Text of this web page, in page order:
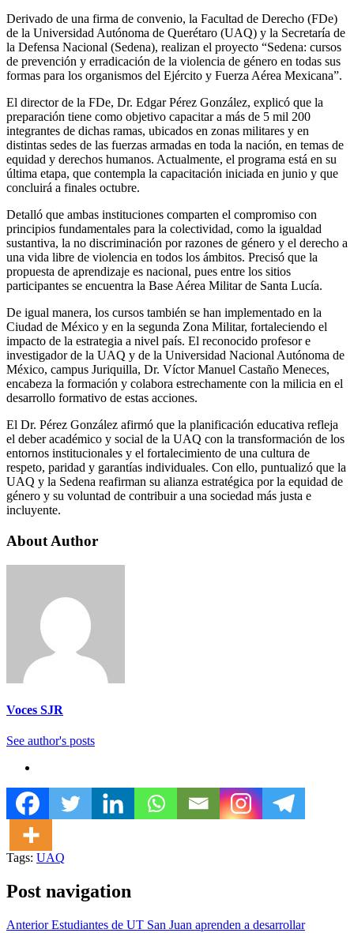
Derivado de una firma de convenio, la Facultad de Derecho (FDe)
de la Universidad Autónoma de Querétaro (UAQ) y la Secretaría de
la Defensa Nacional (Sedena), realizan el proyecto “Sedena: cursos
de prevención y erradicación de la violencia de género en todas sus
formas para los organismos del Ejército y Fuerza Aérea Mexicana”.
El director de la FDe, Dr. Edgar Pérez González, explicó que la
preparación tiene como objetivo capacitar a más de 5 mil 200
integrantes de dichas ramas, ubicados en zonas militares y en
distintas sedes de las fuerzas armadas en toda la nación, en temas de
equidad y derechos humanos. Actualmente, el programa está en su
última etapa, que contempla la capacitación iniciada en junio y que
concluirá a finales octubre.
Detalló que ambas instituciones comparten el compromiso con
principios fundamentales para la colectividad, como la igualdad
sustantiva, la no discriminación por razones de género y el derecho a
una vida libre de violencia en todos los ámbitos. Precisó que la
propuesta de aprendizaje es nacional, pues entre los sitios
participantes se encuentra la Base Aérea Militar de Santa Lucía.
De igual manera, los cursos también se han implementado en la
Ciudad de México y en la segunda Zona Militar, fortaleciendo el
impacto de la estrategia a nivel país. El reconocido profesor e
investigador de la UAQ y de la Universidad Nacional Autónoma de
México, campus Juriquilla, Dr. Víctor Manuel Castaño Meneces,
encabeza la formación y colabora estrechamente con la milicia en el
desarrollo formativo de estas acciones.
El Dr. Pérez González afirmó que la planificación educativa refleja
el deber académico y social de la UAQ con la transformación de los
entornos institucionales y el fortalecimiento de una cultura de
respeto, paridad y garantías individuales. Con ello, puntualizó que la
UAQ y la Sedena reafirman su alianza estratégica por la equidad de
género y su voluntad de contribuir a una sociedad más justa e
incluyente.
About Author
Voces SJR
See author's posts
Tags: UAQ
Post navigation
AnteriorEstudiantes de UT San Juan aprenden a desarrollar